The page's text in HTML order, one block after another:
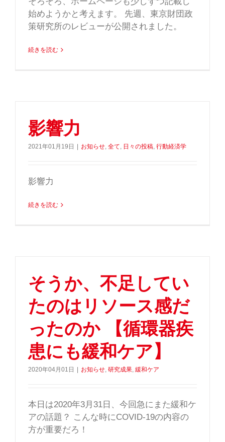
始めようかと考えます。 先週、東京財団政
策研究所のレビューが公開されました。
続きを読む
影響力
2021年01月19日 お知らせ, 全て, 日々の投稿, 行動経済学
影響力
続きを読む
そうか、不足してい
たのはリソース感だ
ったのか 【循環器疾
患にも緩和ケア】
2020年04月01日 お知らせ, 研究成果, 緩和ケア
本日は2020年3月31日、今回急にまた緩和ケ
アの話題？ こんな時にCOVID-19の内容の
方が重要だろ！